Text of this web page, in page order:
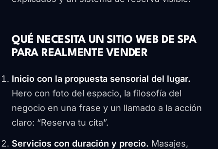
QUÉ NECESITA UN SITIO WEB DE SPA
PARA REALMENTE VENDER
Inicio con la propuesta sensorial del lugar.
Hero con foto del espacio, la filosofía del
negocio en una frase y un llamado a la acción
claro: “Reserva tu cita”.
Servicios con duración y precio. Masajes,